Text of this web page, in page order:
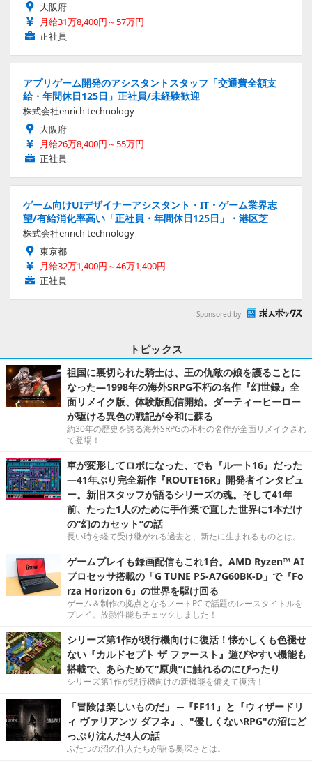
大阪府
月給31万8,400円～57万円
正社員
アプリゲーム開発のアシスタントスタッフ「交通費全額支
給・年間休日125日」正社員/未経験歓迎
株式会社enrich technology
大阪府
月給26万8,400円～55万円
正社員
ゲーム向けUIデザイナーアシスタント・IT・ゲーム業界志
望/有給消化率高い「正社員・年間休日125日」・港区芝
株式会社enrich technology
東京都
月給32万1,400円～46万1,400円
正社員
Sponsored by
トピックス
祖国に裏切られた騎士は、王の仇敵の娘を護ることに
なった―1998年の海外SRPG不朽の名作『幻世録』全
面リメイク版、体験版配信開始。ダーティーヒーロー
が駆ける異色の戦記が令和に蘇る
約30年の歴史を誇る海外SRPGの不朽の名作が全面リメイクされ
て登場！
車が変形してロボになった、でも『ルート16』だった
―41年ぶり完全新作『ROUTE16R』開発者インタビュ
ー。新旧スタッフが語るシリーズの魂。そして41年
前、たった1人のために手作業で直した世界に1本だけ
の“幻のカセット”の話
長い時を経て受け継がれる過去と、新たに生まれるものとは。
ゲームプレイも録画配信もこれ1台。AMD Ryzen™ AI
プロセッサ搭載の「G TUNE P5-A7G60BK-D」で『Fo
rza Horizon 6』の世界を駆け回る
ゲーム＆制作の拠点となるノートPCで話題のレースタイトルを
プレイ。放熱性能もチェックしました！
シリーズ第1作が現行機向けに復活！懐かしくも色褪せ
ない『カルドセプト ザ ファースト』遊びやすい機能も
搭載で、あらためて“原典”に触れるのにぴったり
シリーズ第1作が現行機向けの新機能を備えて復活！
「冒険は楽しいものだ」 ─『FF11』と『ウィザードリ
ィ ヴァリアンツ ダフネ』、"優しくないRPG"の沼にど
っぷり沈んだ4人の話
ふたつの沼の住人たちが語る奥深さとは。